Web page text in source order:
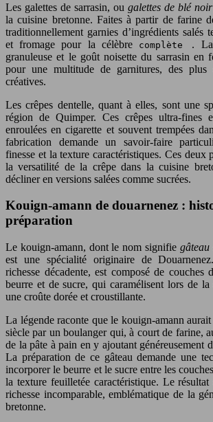
Les galettes de sarrasin, ou galettes de blé noir
la cuisine bretonne. Faites à partir de farine
traditionnellement garnies d’ingrédients
et fromage pour la célèbre
complète . La
granuleuse et le goût noisette du sarrasin en
pour une multitude de garnitures, des plus
créatives.
Les crêpes dentelle, quant à elles, sont une
région de Quimper. Ces crêpes ultra-fines
enroulées en cigarette et souvent trempées
fabrication demande un savoir-faire
finesse et la texture caractéristiques. Ces deux
la versatilité de la crêpe dans la cuisine
décliner en versions salées comme sucrées.
Kouign-amann de douarnenez :
préparation
Le kouign-amann, dont le nom signifie
est une spécialité originaire de
richesse décadente, est composé de couches
beurre et de sucre, qui caramélisent lors de
une croûte dorée et croustillante.
La légende raconte que le kouign-amann
siècle par un boulanger qui, à court de farine,
de la pâte à pain en y ajoutant généreusement
La préparation de ce gâteau demande une
incorporer le beurre et le sucre entre les
la texture feuilletée caractéristique. Le résultat
richesse incomparable, emblématique de la
bretonne.